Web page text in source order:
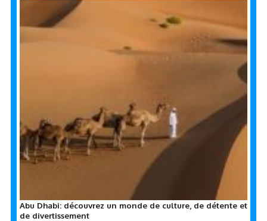
Abu Dhabi: découvrez un monde de culture, de détente et
de divertissement